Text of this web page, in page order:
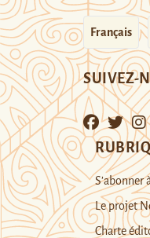
Français
SUIVEZ-
S’abonner
Le projet
Charte